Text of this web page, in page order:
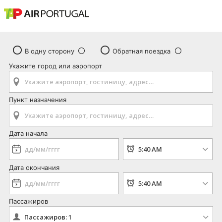
В одну сторону
Обратная поездка
Укажите город или аэропорт
Пункт назначения
Дата начала
Дата окончания
Пассажиров